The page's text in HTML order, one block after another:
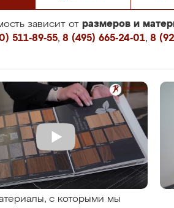
зависит от размеров и
511-89-55, 8 (495) 665-24-01, 8
с которыми мы